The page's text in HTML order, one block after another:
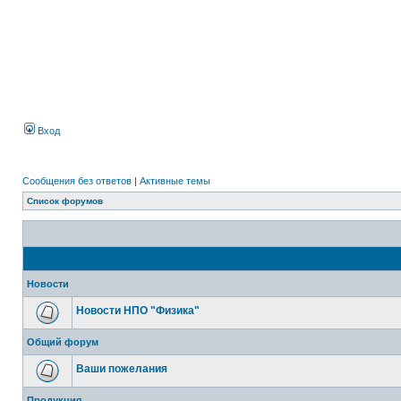
Вход
Сообщения без ответов | Активные темы
Список форумов
Новости
Новости НПО "Физика"
Общий форум
Ваши пожелания